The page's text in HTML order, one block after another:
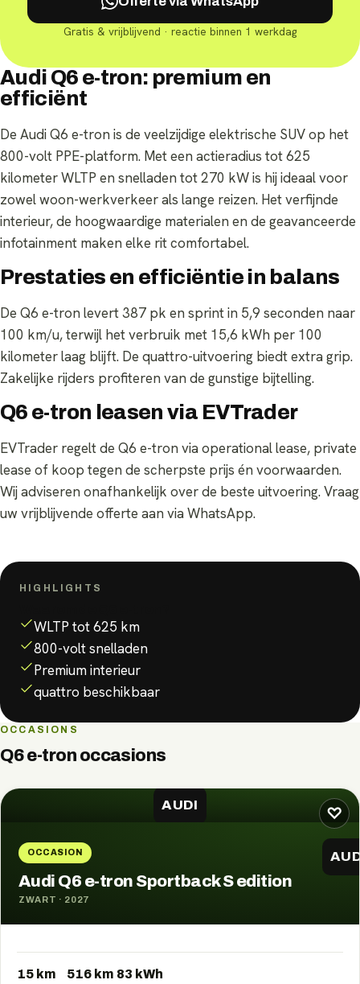
Gratis & vrijblijvend · reactie binnen 1 werkdag
Audi Q6 e-tron: premium en
efficiënt
De Audi Q6 e-tron is de veelzijdige elektrische SUV op het
800-volt PPE-platform. Met een actieradius tot 625
kilometer WLTP en snelladen tot 270 kW is hij ideaal voor
zowel woon-werkverkeer als lange reizen. Het verfijnde
interieur, de hoogwaardige materialen en de geavanceerde
infotainment maken elke rit comfortabel.
Prestaties en efficiëntie in balans
De Q6 e-tron levert 387 pk en sprint in 5,9 seconden naar
100 km/u, terwijl het verbruik met 15,6 kWh per 100
kilometer laag blijft. De quattro-uitvoering biedt extra grip.
Zakelijke rijders profiteren van de gunstige bijtelling.
Q6 e-tron leasen via EVTrader
EVTrader regelt de Q6 e-tron via operational lease, private
lease of koop tegen de scherpste prijs én voorwaarden.
Wij adviseren onafhankelijk over de beste uitvoering. Vraag
uw vrijblijvende offerte aan via WhatsApp.
HIGHLIGHTS
WLTP tot 625 km
800-volt snelladen
Premium interieur
quattro beschikbaar
OCCASIONS
Q6 e-tron occasions
♡
AUDI
OCCASION
Audi Q6 e-tron Sportback S edition
ZWART · 2027
15 km 516 km 83 kWh